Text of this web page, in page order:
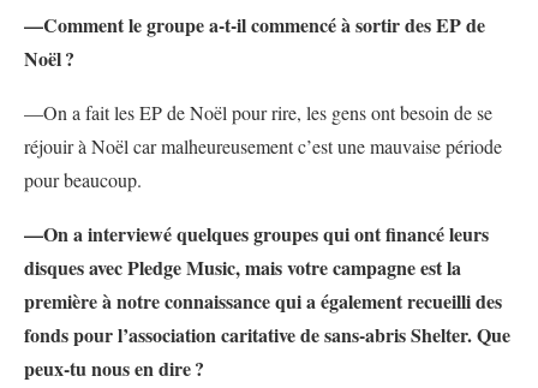
—Comment le groupe a-t-il commencé à sortir des EP de
Noël?
—On a fait les EP de Noël pour rire, les gens ont besoin de se
réjouir à Noël car malheureusement c’est une mauvaise période
pour beaucoup.
—On a interviewé quelques groupes qui ont financé leurs
disques avec Pledge Music, mais votre campagne est la
première à notre connaissance qui a également recueilli des
fonds pour l’association caritative de sans-abris Shelter. Que
peux-tu nous en dire?